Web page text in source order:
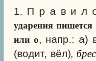
1. П р а в и л
ударения
или о, напр.: а)
(водит, вёл),